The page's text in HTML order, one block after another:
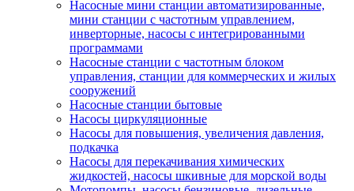
Насосные мини станции автоматизированные,
мини станции с частотным управлением,
инверторные, насосы с интегрированными
программами
Насосные станции с частотным блоком
управления, станции для коммерческих и жилых
сооружений
Насосные станции бытовые
Насосы циркуляционные
Насосы для повышения, увеличения давления,
подкачка
Насосы для перекачивания химических
жидкостей, насосы шкивные для морской воды